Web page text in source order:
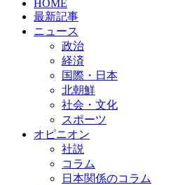
HOME
最新記事
ニュース
政治
経済
国際・日本
北朝鮮
社会・文化
スポーツ
オピニオン
社説
コラム
日本関係のコラム